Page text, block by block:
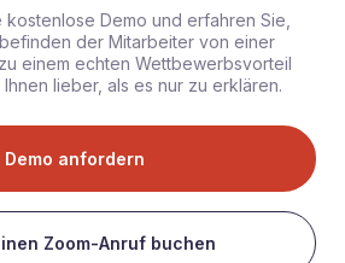
Demo und erfahren Sie,
der Mitarbeiter von einer
einem echten Wettbewerbsvorteil
lieber, als es nur zu erklären.
Demo anfordern
Zoom-Anruf buchen